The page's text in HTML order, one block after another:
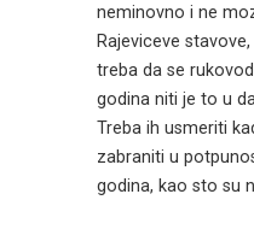
neminovno i ne
Rajeviceve
treba da se
godina niti je to u
Treba ih usmeriti
zabraniti u
godina, kao sto su